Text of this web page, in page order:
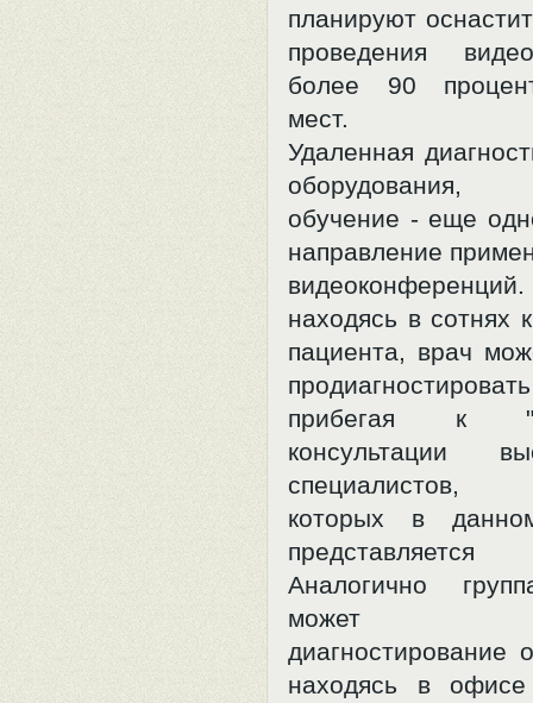
планируют
проведения
более 90
мест.
Удаленная
оборудования,
обучение - еще
направление
находясь в сотнях
пациента, врач
прибегая к
консультации
специалистов,
которых в
Аналогично
может
диагностирование
находясь в